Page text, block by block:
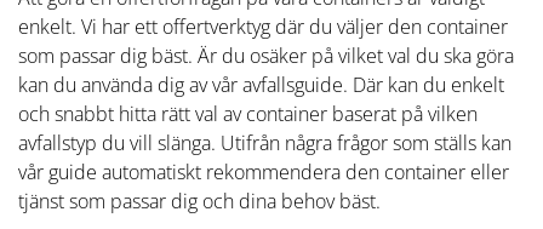
enkelt. Vi har ett offertverktyg där du väljer den container
som passar dig bäst. Är du osäker på vilket val du ska göra
kan du använda dig av vår avfallsguide. Där kan du enkelt
och snabbt hitta rätt val av container baserat på vilken
avfallstyp du vill slänga. Utifrån några frågor som ställs kan
vår guide automatiskt rekommendera den container eller
tjänst som passar dig och dina behov bäst.